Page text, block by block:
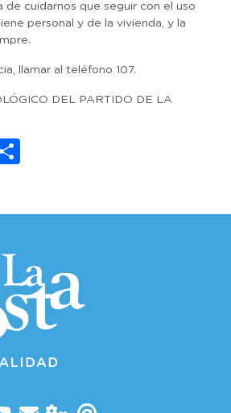
de cuidarnos que seguir con el uso
personal y de la vivienda, y la
llamar al teléfono 107.
DEL PARTIDO DE LA
WhatsApp